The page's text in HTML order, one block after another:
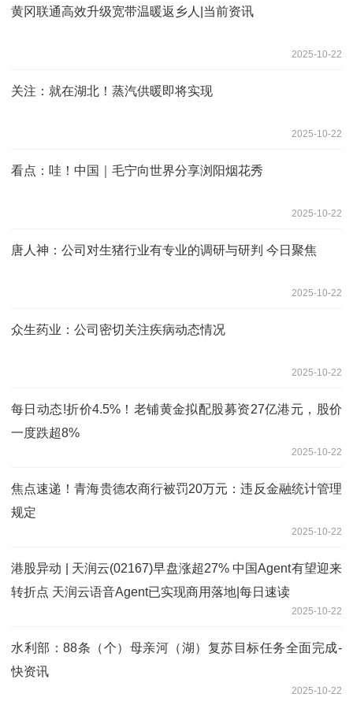
黄冈联通高效升级宽带温暖返乡人|当前资讯
2025-10-22
关注：就在湖北！蒸汽供暖即将实现
2025-10-22
看点：哇！中国｜毛宁向世界分享浏阳烟花秀
2025-10-22
唐人神：公司对生猪行业有专业的调研与研判 今日聚焦
2025-10-22
众生药业：公司密切关注疾病动态情况
2025-10-22
每日动态!折价4.5%！老铺黄金拟配股募资27亿港元，股价
一度跌超8%
2025-10-22
焦点速递！青海贵德农商行被罚20万元：违反金融统计管理
规定
2025-10-22
港股异动 | 天润云(02167)早盘涨超27% 中国Agent有望迎来
转折点 天润云语音Agent已实现商用落地|每日速读
2025-10-22
水利部：88条（个）母亲河（湖）复苏目标任务全面完成-
快资讯
2025-10-22